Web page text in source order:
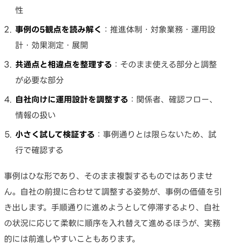
性
事例の5観点を読み解く ：推進体制・対象業務・運用設
計・効果測定・展開
共通点と相違点を整理する ：そのまま使える部分と調整
が必要な部分
自社向けに運用設計を調整する ：関係者、確認フロー、
情報の扱い
小さく試して検証する ：事例通りとは限らないため、試
行で確認する
事例はひな形であり、そのまま複製するものではありませ
ん。自社の前提に合わせて調整する姿勢が、事例の価値を引
き出します。手順通りに進めようとして停滞するより、自社
の状況に応じて柔軟に順序を入れ替えて進めるほうが、実務
的には前進しやすいこともあります。